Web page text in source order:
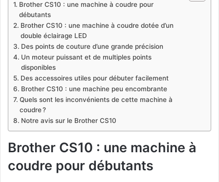
Brother CS10 : une machine à coudre pour
débutants
Brother CS10 : une machine à coudre dotée d’un
double éclairage LED
Des points de couture d’une grande précision
Un moteur puissant et de multiples points
disponibles
Des accessoires utiles pour débuter facilement
Brother CS10 : une machine peu encombrante
Quels sont les inconvénients de cette machine à
coudre ?
Notre avis sur le Brother CS10
Brother CS10 : une machine à
coudre pour débutants